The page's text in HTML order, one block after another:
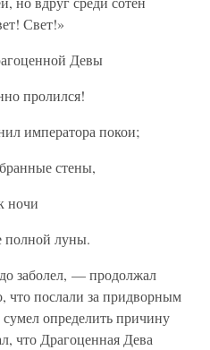
Свет!»
Девы
пролился!
императора покои;
стены,
ночи
полной луны.
заболел, — продолжал
что послали за придворным
определить причину
что Драгоценная Дева